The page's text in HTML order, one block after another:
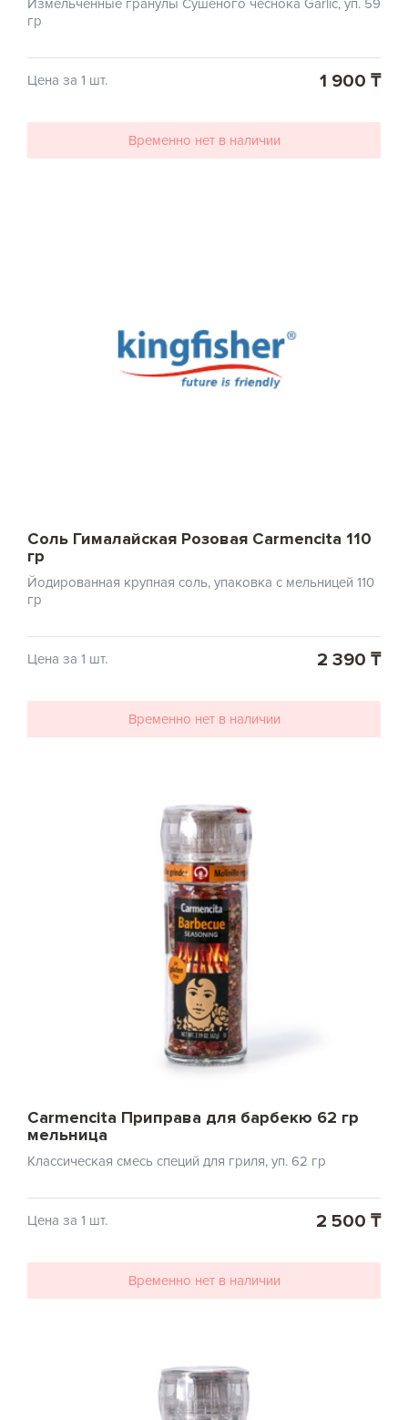
гр
Цена за 1 шт. 1 900 ₸
Временно нет в наличии
Соль Гималайская Розовая Carmencita 110
гр
Йодированная крупная соль, упаковка с мельницей 110
гр
Цена за 1 шт. 2 390 ₸
Временно нет в наличии
Carmencita Приправа для барбекю 62 гр
мельница
Классическая смесь специй для гриля, уп. 62 гр
Цена за 1 шт. 2 500 ₸
Временно нет в наличии